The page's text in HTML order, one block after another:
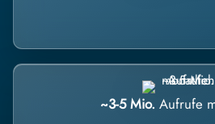
~3-5 Mio. Aufrufe